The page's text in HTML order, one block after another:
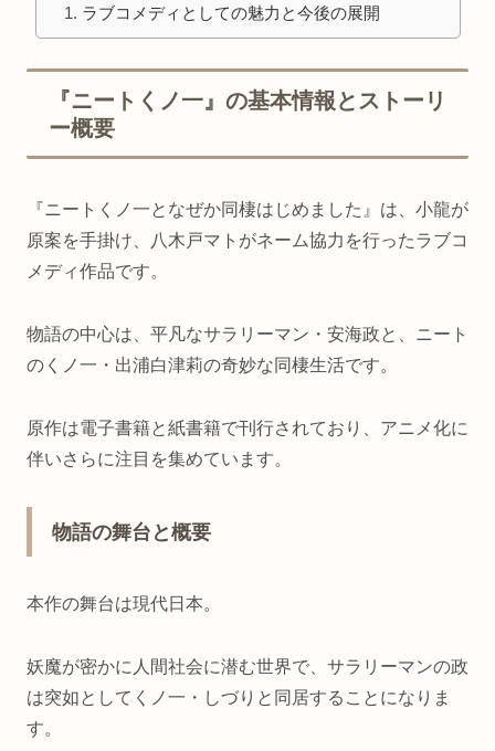
ラブコメディとしての魅力と今後の展開
『ニートくノ一』の基本情報とストーリ
ー概要
『ニートくノ一となぜか同棲はじめました』は、小龍が
原案を手掛け、八木戸マトがネーム協力を行ったラブコ
メディ作品です。
物語の中心は、平凡なサラリーマン・安海政と、ニート
のくノ一・出浦白津莉の奇妙な同棲生活です。
原作は電子書籍と紙書籍で刊行されており、アニメ化に
伴いさらに注目を集めています。
物語の舞台と概要
本作の舞台は現代日本。
妖魔が密かに人間社会に潜む世界で、サラリーマンの政
は突如としてくノ一・しづりと同居することになりま
す。